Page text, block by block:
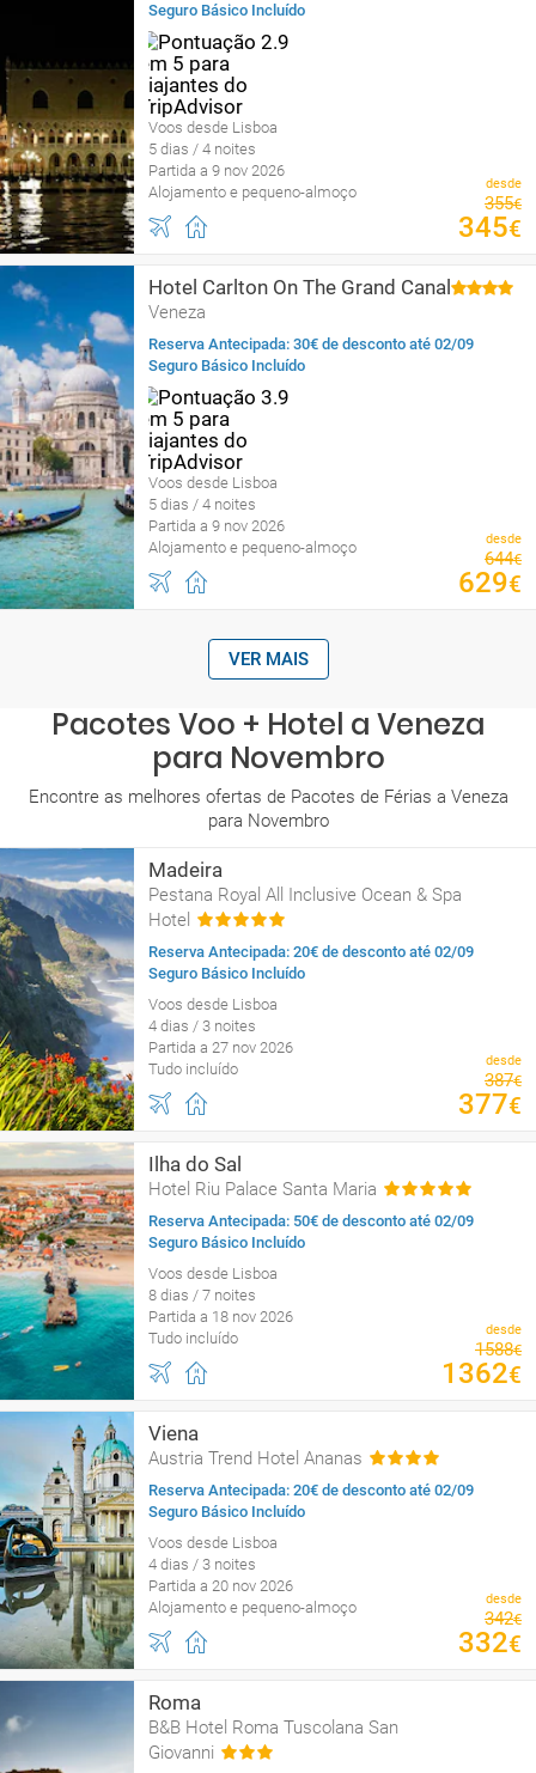
Seguro Básico Incluído
Voos desde Lisboa
5 dias / 4 noites
Partida a 9 nov 2026
Alojamento e pequeno-almoço
desde
355€
345€
Hotel Carlton On The Grand Canal
Veneza
Reserva Antecipada: 30€ de desconto até 02/09
Seguro Básico Incluído
Voos desde Lisboa
5 dias / 4 noites
Partida a 9 nov 2026
Alojamento e pequeno-almoço
desde
644€
629€
VER MAIS
Pacotes Voo + Hotel a Veneza
para Novembro
Encontre as melhores ofertas de Pacotes de Férias a Veneza
para Novembro
Madeira
Pestana Royal All Inclusive Ocean & Spa
Hotel
Reserva Antecipada: 20€ de desconto até 02/09
Seguro Básico Incluído
Voos desde Lisboa
4 dias / 3 noites
Partida a 27 nov 2026
Tudo incluído
desde
387€
377€
Ilha do Sal
Hotel Riu Palace Santa Maria
Reserva Antecipada: 50€ de desconto até 02/09
Seguro Básico Incluído
Voos desde Lisboa
8 dias / 7 noites
Partida a 18 nov 2026
Tudo incluído
desde
1588€
1362€
Viena
Austria Trend Hotel Ananas
Reserva Antecipada: 20€ de desconto até 02/09
Seguro Básico Incluído
Voos desde Lisboa
4 dias / 3 noites
Partida a 20 nov 2026
Alojamento e pequeno-almoço
desde
342€
332€
Roma
B&B Hotel Roma Tuscolana San
Giovanni